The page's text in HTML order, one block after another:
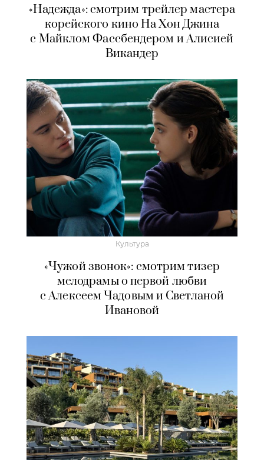
«Надежда»: смотрим трейлер мастера
корейского кино На Хон Джина
с Майклом Фассбендером и Алисией
Викандер
Культура
«Чужой звонок»: смотрим тизер
мелодрамы о первой любви
с Алексеем Чадовым и Светланой
Ивановой